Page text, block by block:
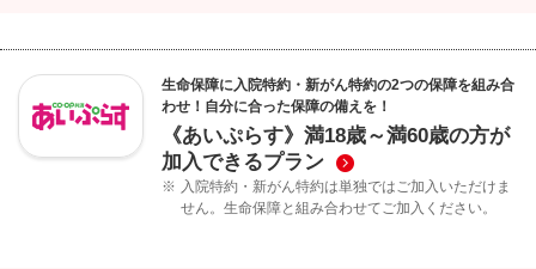
生命保障に入院特約・新がん特約の2つの保障を組み合
わせ！自分に合った保障の備えを！
《あいぷらす》満18歳～満60歳の方が
加入できるプラン
※ 入院特約・新がん特約は単独ではご加入いただけま
せん。生命保障と組み合わせてご加入ください。